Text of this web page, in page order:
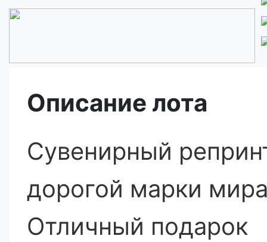
Описание лота
Сувенирный
дорогой марки
Отличный подарок